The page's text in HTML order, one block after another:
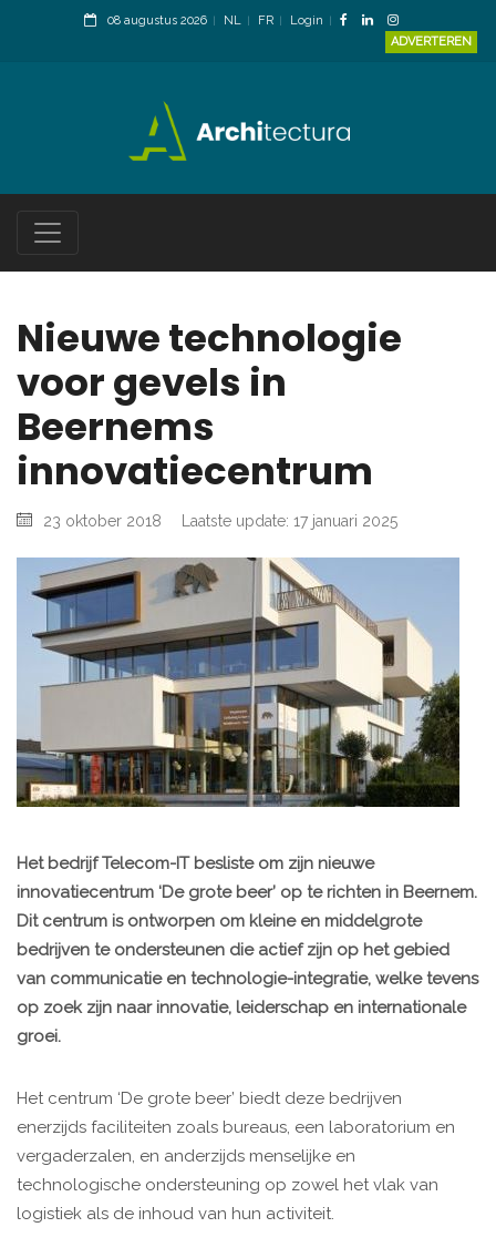
08 augustus 2026 NL FR
Login
ADVERTEREN
Nieuwe technologie
voor gevels in
Beernems
innovatiecentrum
23 oktober 2018 Laatste update: 17 januari 2025
Het bedrijf Telecom-IT besliste om zijn nieuwe
innovatiecentrum ‘De grote beer’ op te richten in Beernem.
Dit centrum is ontworpen om kleine en middelgrote
bedrijven te ondersteunen die actief zijn op het gebied
van communicatie en technologie-integratie, welke tevens
op zoek zijn naar innovatie, leiderschap en internationale
groei.
Het centrum ‘De grote beer’ biedt deze bedrijven
enerzijds faciliteiten zoals bureaus, een laboratorium en
vergaderzalen, en anderzijds menselijke en
technologische ondersteuning op zowel het vlak van
logistiek als de inhoud van hun activiteit.